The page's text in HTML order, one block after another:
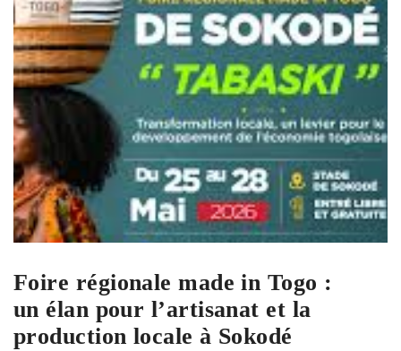
Foire régionale made in Togo :
un élan pour l’artisanat et la
production locale à Sokodé